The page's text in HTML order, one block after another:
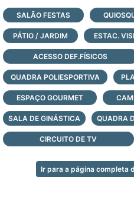
Clube social
Piscinas
Praia artificial
Quadras de beach tênis
Quadra poliesportiva
Quadra de tênis
Acesso a lagoa
Clube náutico
SALÃO FESTAS
PÁTIO / JARDIM ESTAC.
ACESSO DEF.FÍSICOS
QUADRA POLIESPORTIVA
ESPAÇO GOURMET
SALA DE GINÁSTICA QUADRA
CIRCUITO DE TV
Ir para a página completa